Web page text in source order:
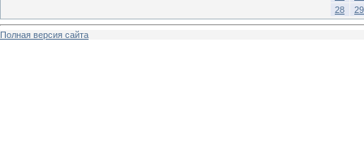
28
29
Полная версия сайта